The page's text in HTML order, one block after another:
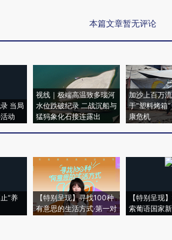
本篇文章暂无评论
当局
动
视线｜极端高温致多瑙河
水位跌破纪录 二战沉船与
猛犸象化石接连露出
加沙上百万
于“塑料烤箱
康危机
“养
【特别呈现】寻找100种
有意思的生活方式·第一对
【特别呈现
索葡语国家